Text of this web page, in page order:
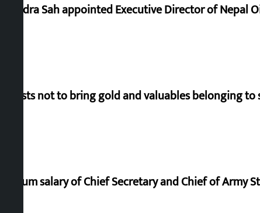
Nagendra Sah appointed Executive Director of Nepal
Requests not to bring gold and valuables belonging
Minimum salary of Chief Secretary and Chief of Army